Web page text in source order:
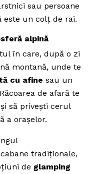
sau persoane
este un colț de rai.
alpină
în care, după o zi
montană, unde te
cu afine sau un
de afară te
să privești cerul
a orașelor.
tradiționale,
de glamping